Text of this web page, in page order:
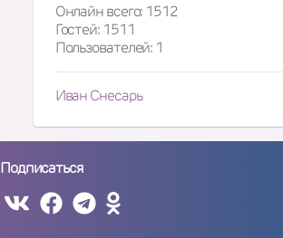
Онлайн всего: 1512
Гостей: 1511
Пользователей: 1
Иван Снесарь
Подписаться